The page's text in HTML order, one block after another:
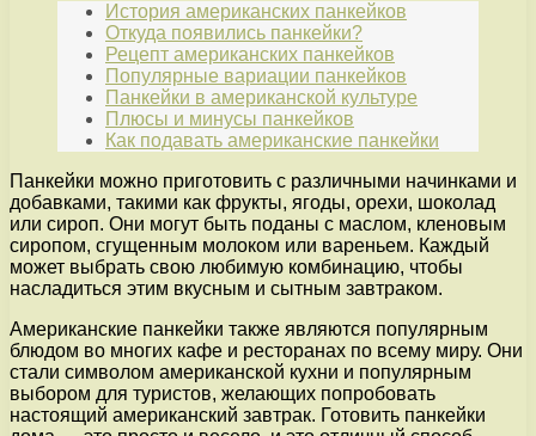
История американских панкейков
Откуда появились панкейки?
Рецепт американских панкейков
Популярные вариации панкейков
Панкейки в американской культуре
Плюсы и минусы панкейков
Как подавать американские панкейки
Панкейки можно приготовить с различными начинками и
добавками, такими как фрукты, ягоды, орехи, шоколад
или сироп. Они могут быть поданы с маслом, кленовым
сиропом, сгущенным молоком или вареньем. Каждый
может выбрать свою любимую комбинацию, чтобы
насладиться этим вкусным и сытным завтраком.
Американские панкейки также являются популярным
блюдом во многих кафе и ресторанах по всему миру. Они
стали символом американской кухни и популярным
выбором для туристов, желающих попробовать
настоящий американский завтрак. Готовить панкейки